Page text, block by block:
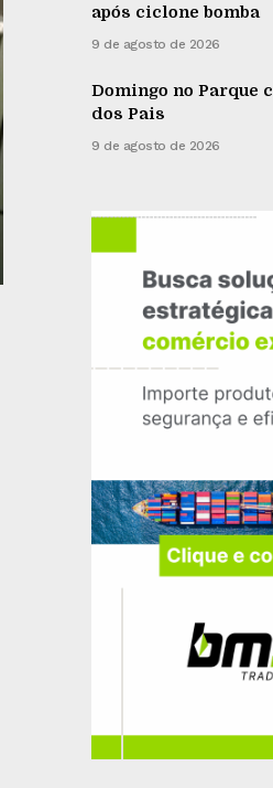
após ciclone bomba
9 de agosto de 2026
Domingo no Parque
dos Pais
9 de agosto de 2026